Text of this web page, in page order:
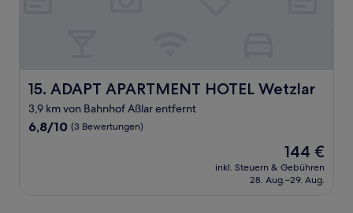
15. ADAPT APARTMENT HOTEL Wetzlar
ADAPT APARTMENT HOTEL Wetzlar
3,9 km von Bahnhof Aßlar entfernt
6.8
6,8/10 (3 Bewertungen)
Der
Preis
beträgt
144 €
inkl. Steuern & Gebühren
28. Aug.–29. Aug.